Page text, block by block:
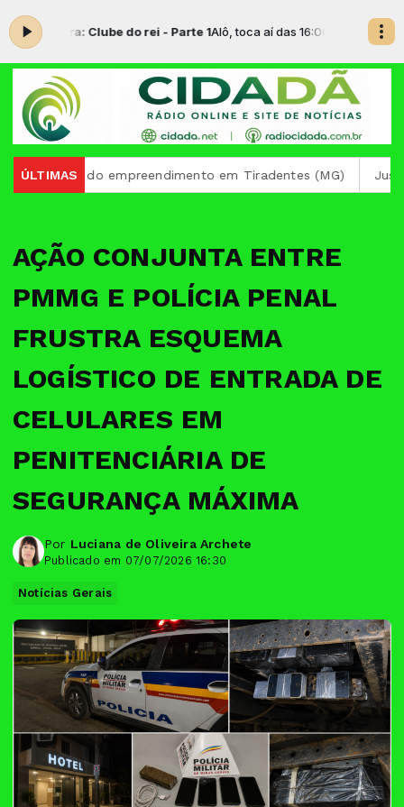
agora: Clube do rei - Parte 1Alô, toca aí das 16:00 às 17:00 -
ÚLTIMAS
do empreendimento em Tiradentes (MG) Justiça
AÇÃO CONJUNTA ENTRE
PMMG E POLÍCIA PENAL
FRUSTRA ESQUEMA
LOGÍSTICO DE ENTRADA DE
CELULARES EM
PENITENCIÁRIA DE
SEGURANÇA MÁXIMA
Por Luciana de Oliveira Archete
Publicado em 07/07/2026 16:30
Notícias Gerais